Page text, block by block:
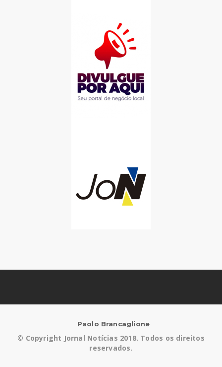
Paolo Brancaglione
© Copyright Jornal Notícias 2018. Todos os direitos
reservados.